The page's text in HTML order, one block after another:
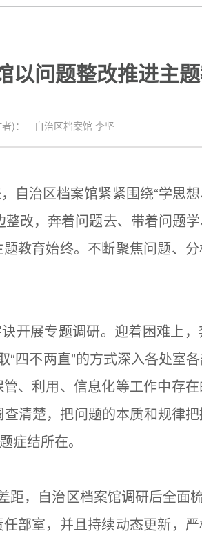
问题整改推进主
者)： 自治区档案馆 李坚
治区档案馆紧紧围绕“学思
改，奔着问题去、带着问题
教育始终。不断聚焦问题、
展专题调研。迎着困难上
四不两直”的方式深入各处室各
、利用、信息化等工作中存
清楚，把问题的本质和规律
症结所在。
，自治区档案馆调研后全面
部室，并且持续动态更新，